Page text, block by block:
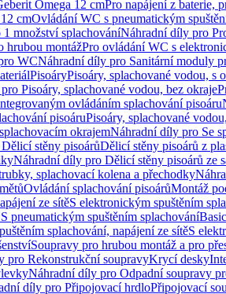
Omega 12 cmPro napájení z baterie,
cmOvládání WC s pneumatickým
1 množství splachováníNáhradní díly pro
hrubou montážPro ovládání WC s
WCNáhradní díly pro Sanitární moduly
PisoáryPisoáry, splachované vodou, s
Pisoáry, splachované vodou, bez okraje
ovládáním splachování pisoáru
pisoáruPisoáry, splachované
okrajemNáhradní díly pro Se
stěny pisoárůDělicí stěny pisoárů z
Náhradní díly pro Dělicí stěny pisoárů ze
splachovací kolena a přechodky
Ovládání splachování pisoárůMontáž
ze sítěS elektronickým spuštěním
pneumatickým spuštěním splachováníBasic
splachování, napájení ze sítěS
Soupravy pro hrubou montáž a pro
pro Rekonstrukční soupravyKrycí desky
Náhradní díly pro Odpadní soupravy
díly pro Připojovací hrdloPřipojovací